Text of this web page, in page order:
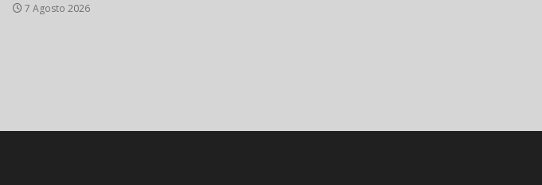
7 Agosto 2026